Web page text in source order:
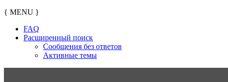
{ MENU }
FAQ
Расширенный поиск
Сообщения без ответов
Активные темы